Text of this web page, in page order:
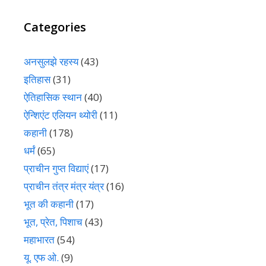
Categories
अनसुलझे रहस्य(43)
इतिहास(31)
ऐतिहासिक स्थान(40)
ऐन्शिएंट एलियन थ्योरी(11)
कहानी(178)
धर्मं(65)
प्राचीन गुप्त विद्याएं(17)
प्राचीन तंत्र मंत्र यंत्र(16)
भूत की कहानी(17)
भूत, प्रेत, पिशाच(43)
महाभारत(54)
यू. एफ ओ. (9)